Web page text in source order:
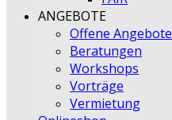
ANGEBOTE
Offene Angebote
Beratungen
Workshops
Vorträge
Vermietung